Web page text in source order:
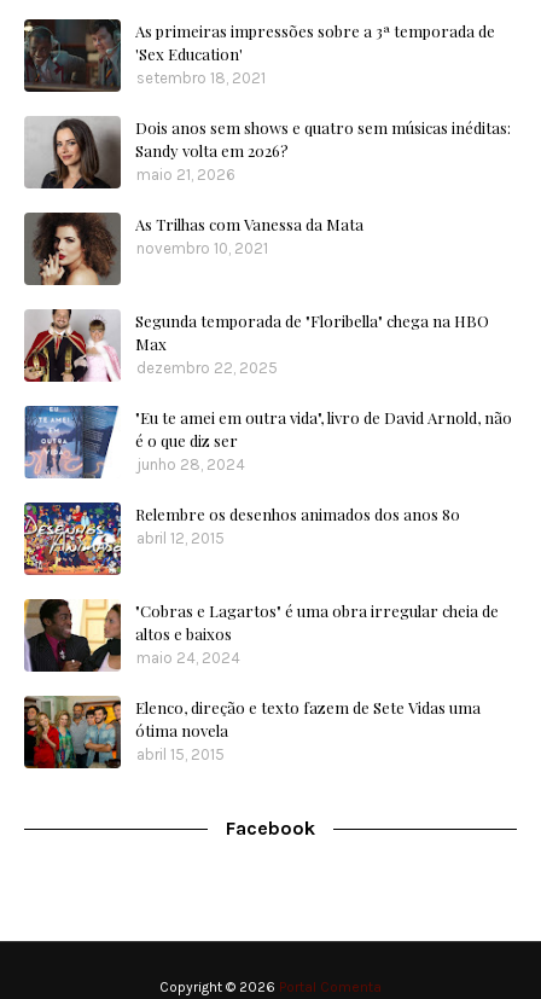
As primeiras impressões sobre a 3ª temporada de
'Sex Education'
setembro 18, 2021
Dois anos sem shows e quatro sem músicas inéditas:
Sandy volta em 2026?
maio 21, 2026
As Trilhas com Vanessa da Mata
novembro 10, 2021
Segunda temporada de "Floribella" chega na HBO
Max
dezembro 22, 2025
"Eu te amei em outra vida", livro de David Arnold, não
é o que diz ser
junho 28, 2024
Relembre os desenhos animados dos anos 80
abril 12, 2015
"Cobras e Lagartos" é uma obra irregular cheia de
altos e baixos
maio 24, 2024
Elenco, direção e texto fazem de Sete Vidas uma
ótima novela
abril 15, 2015
Facebook
Copyright © 2026 Portal Comenta